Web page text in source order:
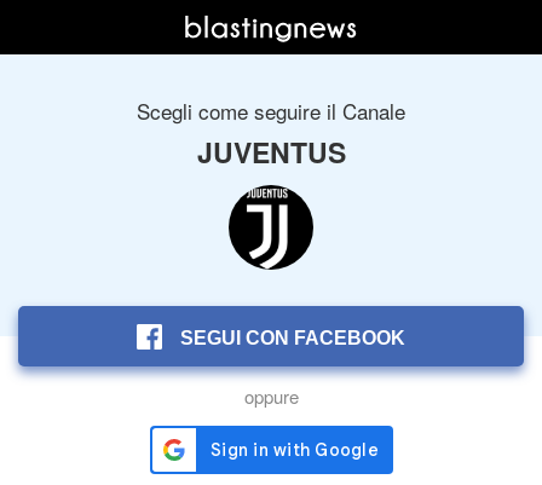
Scegli come seguire il Canale
JUVENTUS
SEGUI CON FACEBOOK
oppure